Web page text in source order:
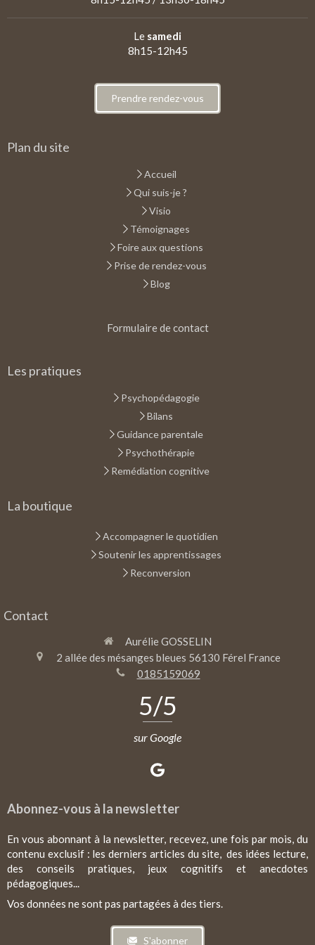
Le samedi
8h15-12h45
Prendre rendez-vous
Plan du site
Accueil
Qui suis-je ?
Visio
Témoignages
Foire aux questions
Prise de rendez-vous
Blog
Formulaire de contact
Les pratiques
Psychopédagogie
Bilans
Guidance parentale
Psychothérapie
Remédiation cognitive
La boutique
Accompagner le quotidien
Soutenir les apprentissages
Reconversion
Contact
Aurélie GOSSELIN
2 allée des mésanges bleues 56130 Férel France
0185159069
5/5
sur Google
Abonnez-vous à la newsletter
En vous abonnant à la newsletter, recevez, une fois par mois, du
contenu exclusif : les derniers articles du site, des idées lecture,
des conseils pratiques, jeux cognitifs et anecdotes
pédagogiques...
Vos données ne sont pas partagées à des tiers.
S'abonner